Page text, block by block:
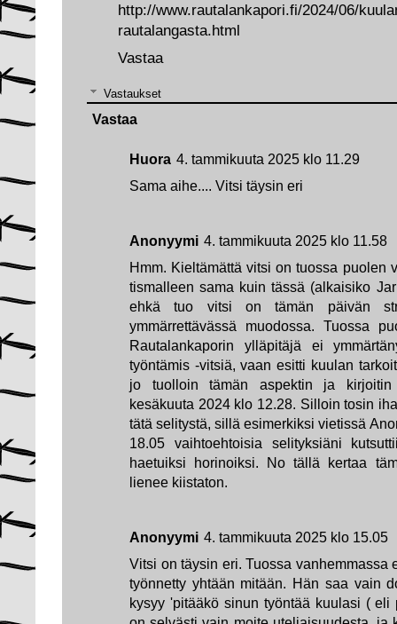
http://www.rautalankapori.fi/2024/06/
rautalangasta.html
Vastaa
Vastaukset
Huora 4. tammikuuta 2025 klo 11.29
Sama aihe.... Vitsi täysin eri
Anonyymi 4. tammikuuta 2025 klo 11.58
Hmm. Kieltämättä vitsi on tuossa puolen
tismalleen sama kuin tässä (alkaisiko
ehkä tuo vitsi on tämän päivän
ymmärrettävässä muodossa. Tuossa
Rautalankaporin ylläpitäjä ei
työntämis -vitsiä, vaan esitti kuulan
jo tuolloin tämän aspektin ja kirjoitin
kesäkuuta 2024 klo 12.28. Silloin tosin
tätä selitystä, sillä esimerkiksi vietissä
18.05 vaihtoehtoisia selityksiäni
haetuiksi horinoiksi. No tällä kertaa
lienee kiistaton.
Anonyymi 4. tammikuuta 2025 klo 15.05
Vitsi on täysin eri. Tuossa vanhemmassa
työnnetty yhtään mitään. Hän saa vain
kysyy 'pitääkö sinun työntää kuulasi (
Vastaa